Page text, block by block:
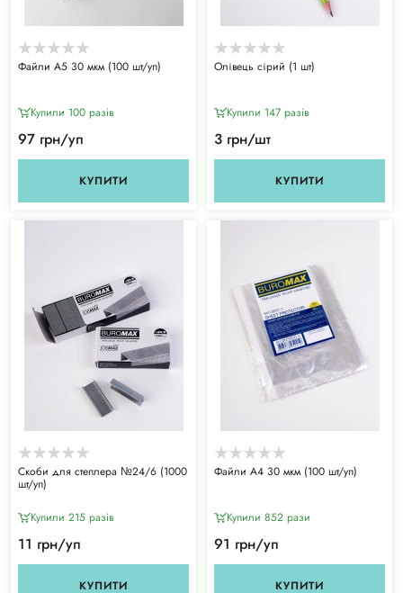
Файли А5 30 мкм (100 шт/уп)
Купили 100 разiв
97 грн/уп
КУПИТИ
Олівець сірий (1 шт)
Купили 147 разiв
3 грн/шт
КУПИТИ
Скоби для степлера №24/6 (1000
шт/уп)
Купили 215 разiв
11 грн/уп
КУПИТИ
Файли А4 30 мкм (100 шт/уп)
Купили 852 рази
91 грн/уп
КУПИТИ